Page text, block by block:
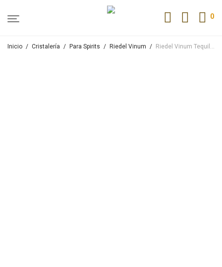
0
Inicio / Cristalería / Para Spirits / Riedel Vinum / Riedel Vinum Tequila Pack 2 unid